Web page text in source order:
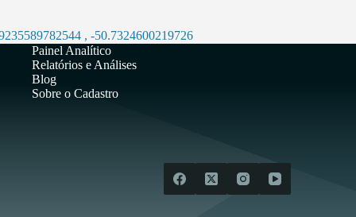
, -50.7324600219726
Painel Analítico
Relatórios e Análises
Blog
Sobre o Cadastro